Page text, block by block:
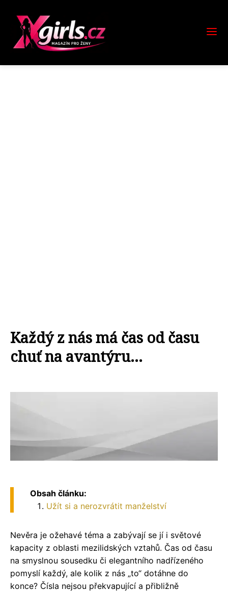
Každý z nás má čas od času
chuť na avantýru...
Obsah článku:
Užít si a nerozvrátit manželství
Nevěra je ožehavé téma a zabývají se jí i světové
kapacity z oblasti mezilidských vztahů. Čas od času
na smyslnou sousedku či elegantního nadřízeného
pomyslí každý, ale kolik z nás „to“ dotáhne do
konce? Čísla nejsou překvapující a přibližně